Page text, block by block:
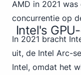
AMD in 2021 was
concurrentie op
Intel's
In 2021 bracht
uit, de Intel Arc-
Intel, omdat het